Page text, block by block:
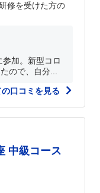
修を受けた方の
加。新型コロ
ので、自分...
口コミを見る
中級コース